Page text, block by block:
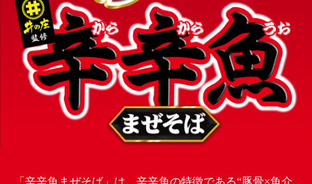
「辛辛魚まぜそば」は、辛辛魚の特徴である“豚骨×魚介